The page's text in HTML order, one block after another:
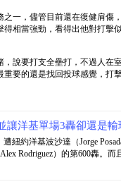
一，儘管目前還在復健肩傷
相當強勁，看得出他對打擊
說要打支全壘打，不過人在
要的還是找回投球感覺，打
讓洋基單場3轟卻還是輸
紐約洋基波沙達（Jorge
Rodriguez）的第600轟。